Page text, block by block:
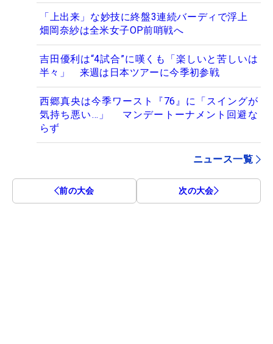
「上出来」な妙技に終盤3連続バーディで浮上
畑岡奈紗は全米女子OP前哨戦へ
吉田優利は“4試合”に嘆くも「楽しいと苦しいは
半々」 来週は日本ツアーに今季初参戦
西郷真央は今季ワースト『76』に「スイングが
気持ち悪い…」 マンデートーナメント回避な
らず
ニュース一覧
前の大会 次の大会